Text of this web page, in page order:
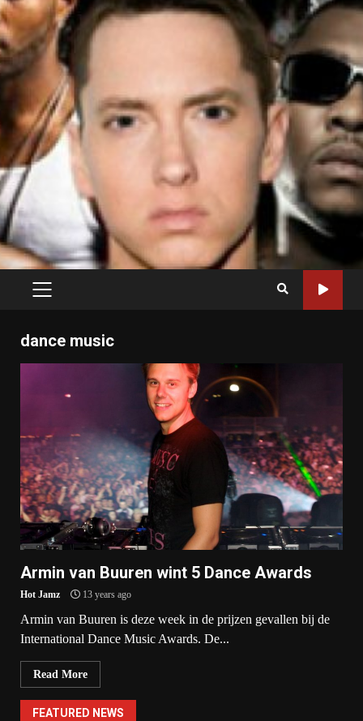
PRIMARY
dance music
Armin van Buuren wint 5 Dance Awards
Hot Jamz 13 years ago
Armin van Buuren is deze week in de prijzen gevallen bij de
International Dance Music Awards. De...
Read More
FEATURED NEWS